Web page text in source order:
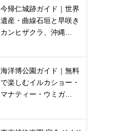
今帰仁城跡ガイド｜世界
遺産・曲線石垣と早咲き
カンヒザクラ、沖縄…
海洋博公園ガイド｜無料
で楽しむイルカショー・
マナティー・ウミガ…